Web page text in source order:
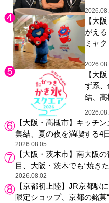
【大
がえる
ミャ
展示も
【大
ず系
結、
り
【大阪・高槻市】キッチ
集結、夏の夜を満喫する4
2026.08.05
【大阪・茨木市】南大阪
目、大阪・茨木でも“焼き
2026.08.02
【京都初上陸】JR京都駅
限定ショップ、京都の銘菓